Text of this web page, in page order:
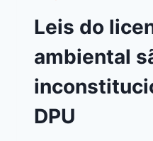
Leis do
ambiental
DPU